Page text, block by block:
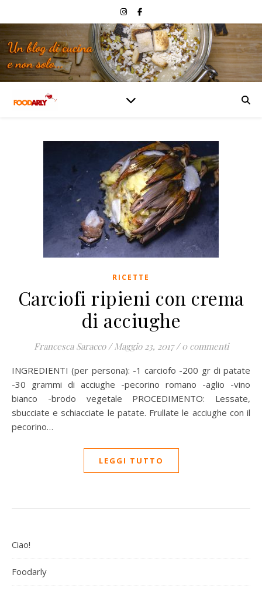
RICETTE
Carciofi ripieni con crema
di acciughe
Francesca Saracco / Maggio 23, 2017 / 0 commenti
INGREDIENTI (per persona): -1 carciofo -200 gr di patate
-30 grammi di acciughe -pecorino romano -aglio -vino
bianco -brodo vegetale PROCEDIMENTO: Lessate,
sbucciate e schiacciate le patate. Frullate le acciughe con il
pecorino…
LEGGI TUTTO
Ciao!
Foodarly